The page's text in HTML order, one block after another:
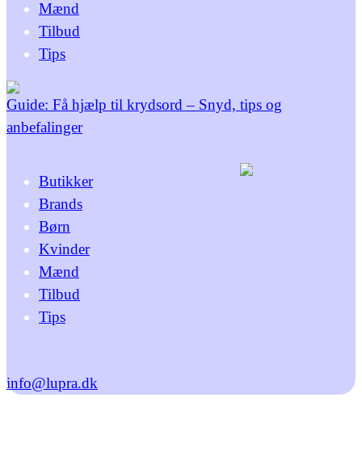
Mænd
Tilbud
Tips
Guide: Få hjælp til krydsord – Snyd, tips og
anbefalinger
Butikker
Brands
Børn
Kvinder
Mænd
Tilbud
Tips
info@lupra.dk